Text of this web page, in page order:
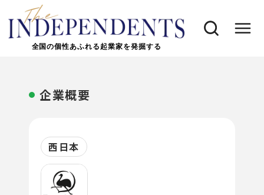
全国の個性あふれる起業家を発掘する
企業概要
西日本